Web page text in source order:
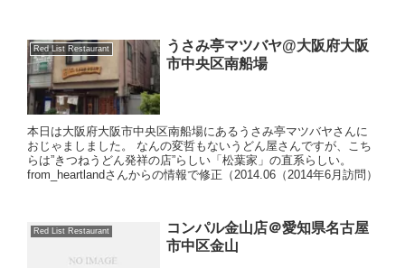
Red List Restaurant
うさみ亭マツバヤ@大阪府大阪
市中央区南船場
本日は大阪府大阪市中央区南船場にあるうさみ亭マツバヤさんに
おじゃましました。 なんの変哲もないうどん屋さんですが、こち
らは”きつねうどん発祥の店”らしい「松葉家」の直系らしい。
from_heartlandさんからの情報で修正（2014.06（2014年6月訪問）
Red List Restaurant
コンパル金山店＠愛知県名古屋
市中区金山